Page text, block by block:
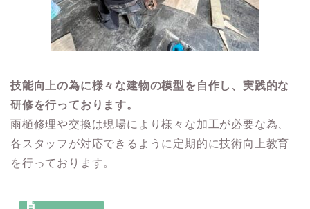
技能向上の為に様々な建物の模型を自作し、実践的な
研修を行っております。
雨樋修理や交換は現場により様々な加工が必要な為、
各スタッフが対応できるように定期的に技術向上教育
を行っております。